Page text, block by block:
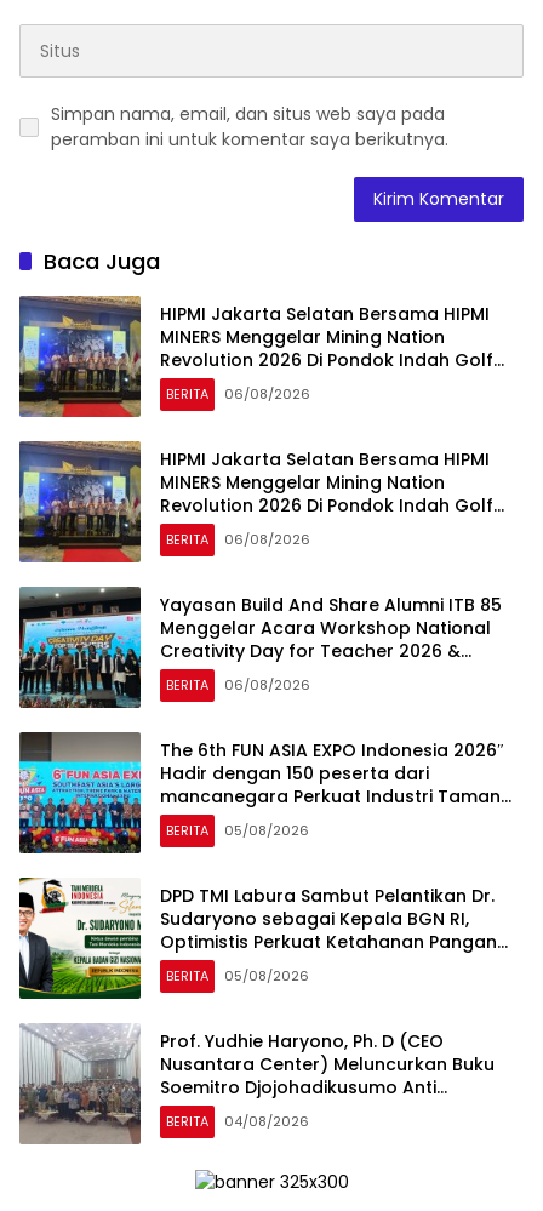
Simpan nama, email, dan situs web saya pada
peramban ini untuk komentar saya berikutnya.
Baca Juga
HIPMI Jakarta Selatan Bersama HIPMI
MINERS Menggelar Mining Nation
Revolution 2026 Di Pondok Indah Golf
Jakarta
BERITA 06/08/2026
HIPMI Jakarta Selatan Bersama HIPMI
MINERS Menggelar Mining Nation
Revolution 2026 Di Pondok Indah Golf
Jakarta
BERITA 06/08/2026
Yayasan Build And Share Alumni ITB 85
Menggelar Acara Workshop National
Creativity Day for Teacher 2026 &
Dibuka Resmi Pramono Anung (Gubernur
DKI Jakarta)
BERITA 06/08/2026
The 6th FUN ASIA EXPO Indonesia 2026″
Hadir dengan 150 peserta dari
mancanegara Perkuat Industri Taman
Rekreasi dan Ekosistem Pariwisata di
Tanah Air
BERITA 05/08/2026
DPD TMI Labura Sambut Pelantikan Dr.
Sudaryono sebagai Kepala BGN RI,
Optimistis Perkuat Ketahanan Pangan
dan Gizi Nasional
BERITA 05/08/2026
Prof. Yudhie Haryono, Ph. D (CEO
Nusantara Center) Meluncurkan Buku
Soemitro Djojohadikusumo Anti
Penjajahan yang dirangkaikan dengan
Simposium Nasional bertema “Urgensi
Nasional dan Kesejahteraan Sosial
BERITA 04/08/2026